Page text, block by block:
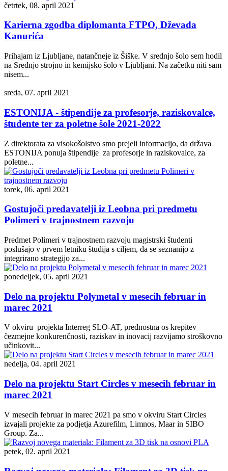
četrtek, 08. april 2021
Karierna zgodba diplomanta FTPO, Dževada
Kanurića
Prihajam iz Ljubljane, natančneje iz Šiške. V srednjo šolo sem hodil
na Srednjo strojno in kemijsko šolo v Ljubljani. Na začetku niti sam
nisem...
sreda, 07. april 2021
ESTONIJA - štipendije za profesorje, raziskovalce,
študente ter za poletne šole 2021-2022
Z direktorata za visokošolstvo smo prejeli informacijo, da država
ESTONIJA ponuja štipendije za profesorje in raziskovalce, za
poletne...
torek, 06. april 2021
Gostujoči predavatelji iz Leobna pri predmetu
Polimeri v trajnostnem razvoju
Predmet Polimeri v trajnostnem razvoju magistrski študenti
poslušajo v prvem letniku študija s ciljem, da se seznanijo z
integrirano strategijo za...
ponedeljek, 05. april 2021
Delo na projektu Polymetal v mesecih februar in
marec 2021
V okviru projekta Interreg SLO-AT, prednostna os krepitev
čezmejne konkurenčnosti, raziskav in inovacij razvijamo stroškovno
učinkovit...
nedelja, 04. april 2021
Delo na projektu Start Circles v mesecih februar in
marec 2021
V mesecih februar in marec 2021 pa smo v okviru Start Circles
izvajali projekte za podjetja Azurefilm, Limnos, Maar in SIBO
Group. Za...
petek, 02. april 2021